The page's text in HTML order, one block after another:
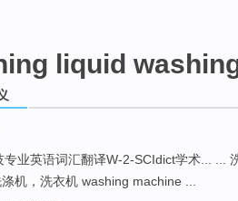
liquid
专业英语词汇翻译W-2-SCIdict学术... ...
机，洗衣机 washing machine ...